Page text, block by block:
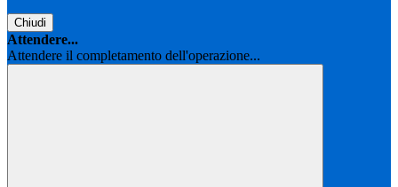
Chiudi
Attendere...
Attendere il completamento dell'operazione...